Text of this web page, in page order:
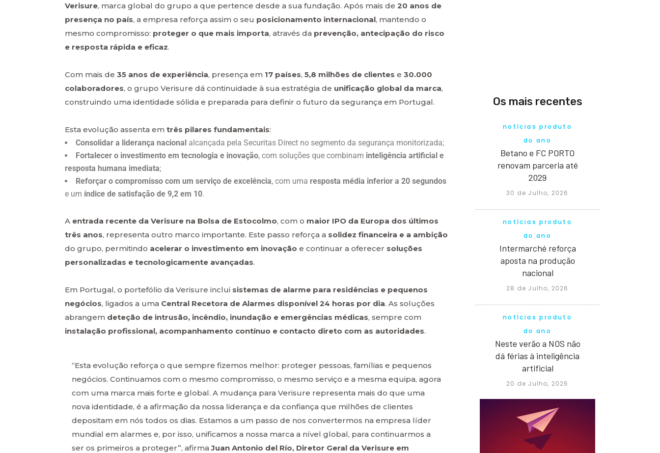
Verisure, marca global do grupo a que pertence desde a sua fundação. Após mais de 20 anos de
presença no país, a empresa reforça assim o seu posicionamento internacional, mantendo o
mesmo compromisso: proteger o que mais importa, através da prevenção, antecipação do risco
e resposta rápida e eficaz.
Com mais de 35 anos de experiência, presença em 17 países, 5,8 milhões de clientes e 30.000
colaboradores, o grupo Verisure dá continuidade à sua estratégia de unificação global da marca,
construindo uma identidade sólida e preparada para definir o futuro da segurança em Portugal.
Esta evolução assenta em três pilares fundamentais:
Consolidar a liderança nacional alcançada pela Securitas Direct no segmento da segurança monitorizada;
Fortalecer o investimento em tecnologia e inovação, com soluções que combinam inteligência artificial e
resposta humana imediata;
Reforçar o compromisso com um serviço de excelência, com uma resposta média inferior a 20 segundos
e um índice de satisfação de 9,2 em 10.
A entrada recente da Verisure na Bolsa de Estocolmo, com o maior IPO da Europa dos últimos
três anos, representa outro marco importante. Este passo reforça a solidez financeira e a ambição
do grupo, permitindo acelerar o investimento em inovação e continuar a oferecer soluções
personalizadas e tecnologicamente avançadas.
Em Portugal, o portefólio da Verisure inclui sistemas de alarme para residências e pequenos
negócios, ligados a uma Central Recetora de Alarmes disponível 24 horas por dia. As soluções
abrangem deteção de intrusão, incêndio, inundação e emergências médicas, sempre com
instalação profissional, acompanhamento contínuo e contacto direto com as autoridades.
“Esta evolução reforça o que sempre fizemos melhor: proteger pessoas, famílias e pequenos
negócios. Continuamos com o mesmo compromisso, o mesmo serviço e a mesma equipa, agora
com uma marca mais forte e global. A mudança para Verisure representa mais do que uma
nova identidade, é a afirmação da nossa liderança e da confiança que milhões de clientes
depositam em nós todos os dias. Estamos a um passo de nos convertermos na empresa líder
mundial em alarmes e, por isso, unificamos a nossa marca a nível global, para continuarmos a
ser os primeiros a proteger”, afirmaJuan Antonio del Río, Diretor Geral da Verisure em
Os mais recentes
notícias produto
do ano
Betano e FC PORTO
renovam parceria até
2029
30 de Julho, 2026
notícias produto
do ano
Intermarché reforça
aposta na produção
nacional
28 de Julho, 2026
notícias produto
do ano
Neste verão a NOS não
dá férias à inteligência
artificial
20 de Julho, 2026